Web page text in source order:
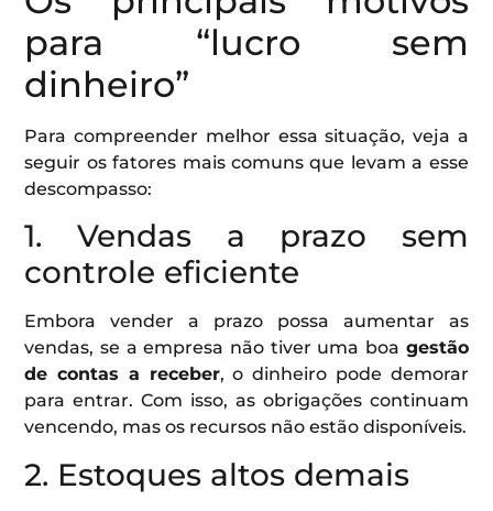
para “lucro sem
dinheiro”
Para compreender melhor essa situação, veja a
seguir os fatores mais comuns que levam a esse
descompasso:
1. Vendas a prazo sem
controle eficiente
Embora vender a prazo possa aumentar as
vendas, se a empresa não tiver uma boa gestão
de contas a receber, o dinheiro pode demorar
para entrar. Com isso, as obrigações continuam
vencendo, mas os recursos não estão disponíveis.
2. Estoques altos demais